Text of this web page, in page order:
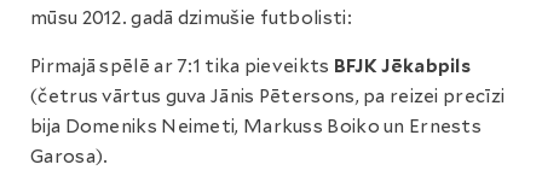
mūsu 2012. gadā dzimušie futbolisti:
Pirmajā spēlē ar 7:1 tika pieveikts BFJK Jēkabpils
(četrus vārtus guva Jānis Pētersons, pa reizei precīzi
bija Domeniks Neimeti, Markuss Boiko un Ernests
Garosa).